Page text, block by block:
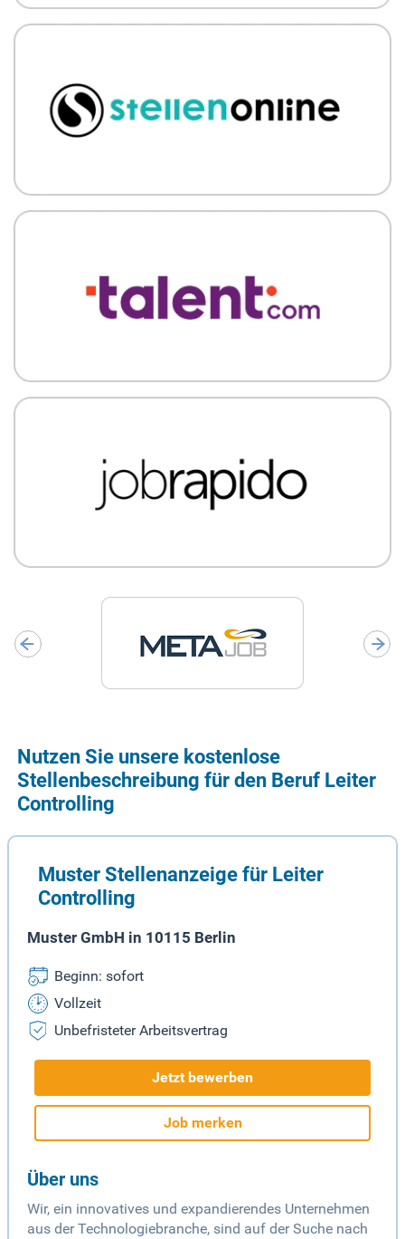
Nutzen Sie unsere kostenlose
Stellenbeschreibung für den Beruf Leiter
Controlling
Muster Stellenanzeige für Leiter
Controlling
Muster GmbH in 10115 Berlin
Beginn: sofort
Vollzeit
Unbefristeter Arbeitsvertrag
Jetzt bewerben
Job merken
Über uns
Wir, ein innovatives und expandierendes Unternehmen
aus der Technologiebranche, sind auf der Suche nach